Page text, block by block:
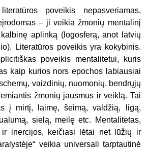
poveikis nepasveriamas,
– ji veikia žmonių mentalinį
aplinką (logosferą, anot latvių
Literatūros poveikis yra kokybinis.
poveikis mentalitetui, kuris
kaip kurios nors epochos labiausiai
vaizdinių, nuomonių, bendrųjų
žmonių jausmus ir veiklą. Tai
į mirtį, laimę, šeimą, valdžią, ligą,
sielą, meilę etc. Mentalitetas,
ir inercijos, keičiasi lėtai net lūžių ir
veikia universali tarptautinė